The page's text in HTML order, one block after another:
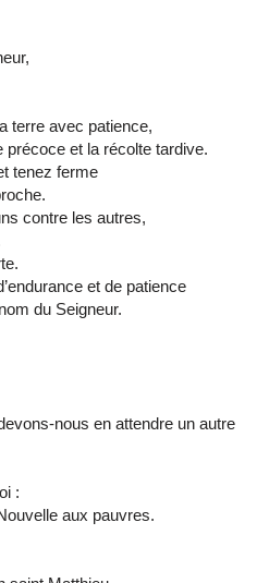
terre avec patience,
précoce et la récolte tardive.
tenez ferme
contre les autres,
et de patience
du Seigneur.
nous en attendre un autre
:
aux pauvres.